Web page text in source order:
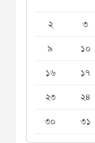
২
৩
৯
১০
১৬
১৭
২৩
২৪
৩০
৩১